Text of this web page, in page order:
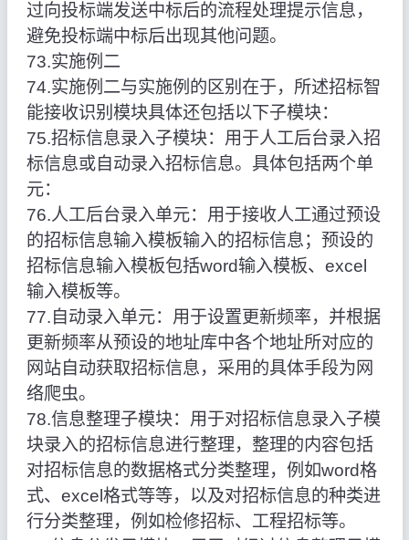
过向投标端发送中标后的流程处理提示信息，
避免投标端中标后出现其他问题。
73.实施例二
74.实施例二与实施例的区别在于，所述招标智
能接收识别模块具体还包括以下子模块：
75.招标信息录入子模块：用于人工后台录入招
标信息或自动录入招标信息。具体包括两个单
元：
76.人工后台录入单元：用于接收人工通过预设
的招标信息输入模板输入的招标信息；预设的
招标信息输入模板包括word输入模板、excel
输入模板等。
77.自动录入单元：用于设置更新频率，并根据
更新频率从预设的地址库中各个地址所对应的
网站自动获取招标信息，采用的具体手段为网
络爬虫。
78.信息整理子模块：用于对招标信息录入子模
块录入的招标信息进行整理，整理的内容包括
对招标信息的数据格式分类整理，例如word格
式、excel格式等等，以及对招标信息的种类进
行分类整理，例如检修招标、工程招标等。